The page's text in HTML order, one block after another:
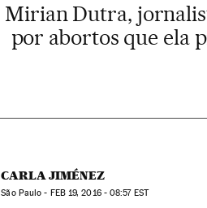
Mirian Dutra,
por abortos que ela
CARLA JIMÉNEZ
São Paulo - FEB19, 2016 - 08:57EST